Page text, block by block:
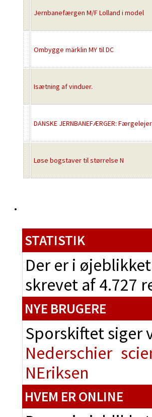
Jernbanefærgen M/F Lolland i model
Ombygge märklin MY til DC
Isætning af vinduer.
DANSKE JERNBANEFÆRGER:
Løse bogstaver til størrelse N
STATISTIK
Der er i
skrevet af 4.727
NYE BRUGERE
Sporskiftet
Nederschier
NEriksen
HVEM ER ONLINE